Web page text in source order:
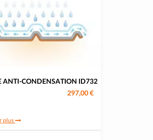
ANTI-CONDENSATION ID732
297,00 €
plus